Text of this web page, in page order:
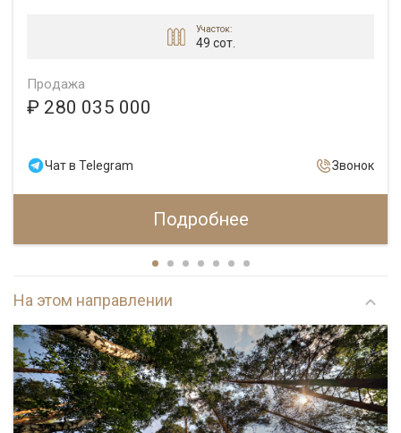
Участок:
49 сот.
Продажа
₽ 280 035 000
Чат в Telegram Звонок
Подробнее
На этом направлении